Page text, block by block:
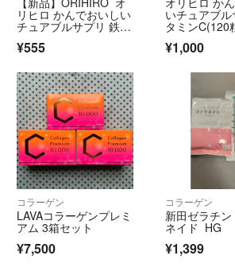
リヒロ かんでおいしい
チュアブルサプリ 鉄＋
葉酸
¥555
いチュアブ
タミンC(120
¥1,000
コラーゲン
LAVAコラーゲンプレミ
アム 3箱セット
¥7,500
コラーゲン
新田ゼラチ
ネイド HG
¥1,399